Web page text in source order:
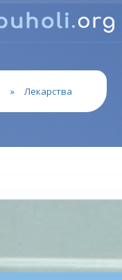
» Лекарства